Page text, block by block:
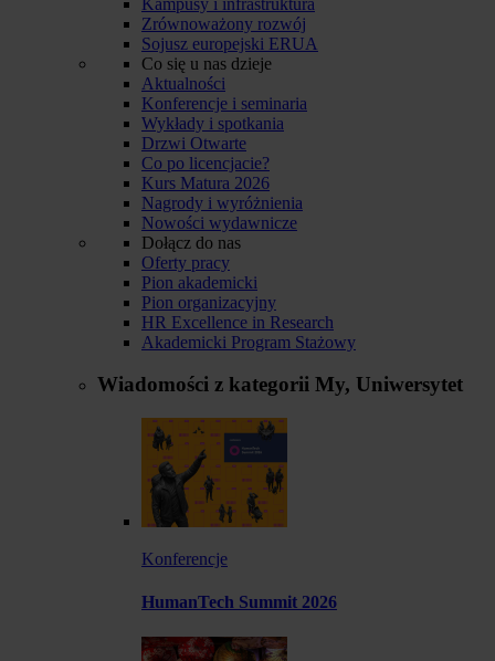
Zrównoważony rozwój
Sojusz europejski ERUA
Co się u nas dzieje
Aktualności
Konferencje i seminaria
Wykłady i spotkania
Drzwi Otwarte
Co po licencjacie?
Kurs Matura 2026
Nagrody i wyróżnienia
Nowości wydawnicze
Dołącz do nas
Oferty pracy
Pion akademicki
Pion organizacyjny
HR Excellence in Research
Akademicki Program Stażowy
Wiadomości z kategorii My, Uniwersytet
Konferencje
HumanTech Summit 2026